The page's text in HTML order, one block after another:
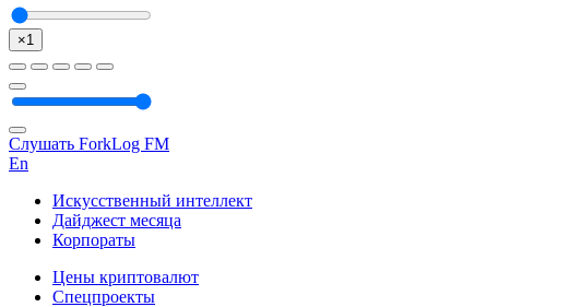
×1
Слушать ForkLog FM
En
Искусственный интеллект
Дайджест месяца
Корпораты
Цены криптовалют
Спецпроекты